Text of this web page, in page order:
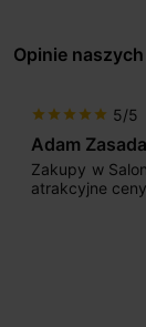
Opinie
star star star star star 5/5
Adam Zasada
Zakupy w
atrakcyjne